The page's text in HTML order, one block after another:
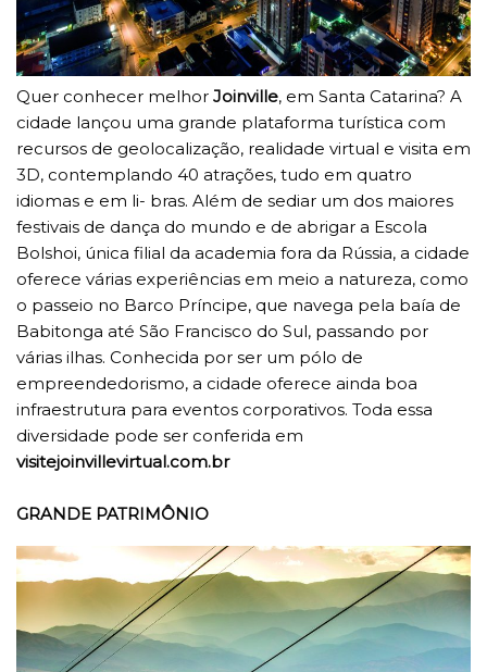
Quer conhecer melhor Joinville, em Santa Catarina? A
cidade lançou uma grande plataforma turística com
recursos de geolocalização, realidade virtual e visita em
3D, contemplando 40 atrações, tudo em quatro
idiomas e em li- bras. Além de sediar um dos maiores
festivais de dança do mundo e de abrigar a Escola
Bolshoi, única filial da academia fora da Rússia, a cidade
oferece várias experiências em meio a natureza, como
o passeio no Barco Príncipe, que navega pela baía de
Babitonga até São Francisco do Sul, passando por
várias ilhas. Conhecida por ser um pólo de
empreendedorismo, a cidade oferece ainda boa
infraestrutura para eventos corporativos. Toda essa
diversidade pode ser conferida em
visitejoinvillevirtual.com.br
GRANDE PATRIMÔNIO